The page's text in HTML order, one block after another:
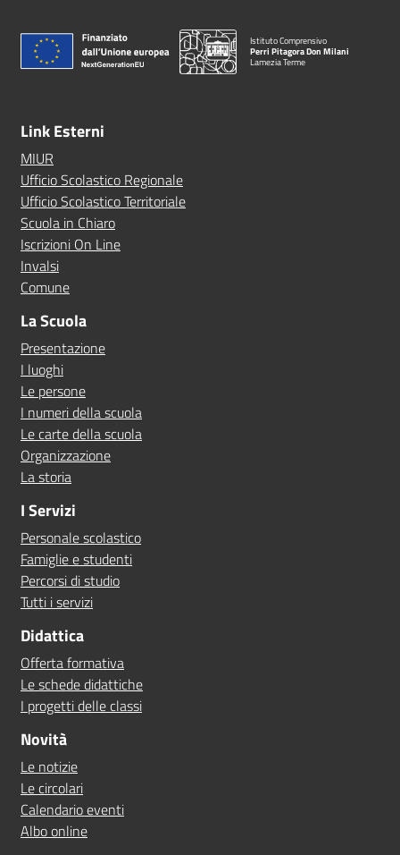
Istituto Comprensivo
Perri Pitagora Don Milani
Lamezia Terme
Link Esterni
MIUR
Ufficio Scolastico Regionale
Ufficio Scolastico Territoriale
Scuola in Chiaro
Iscrizioni On Line
Invalsi
Comune
La Scuola
Presentazione
I luoghi
Le persone
I numeri della scuola
Le carte della scuola
Organizzazione
La storia
I Servizi
Personale scolastico
Famiglie e studenti
Percorsi di studio
Tutti i servizi
Didattica
Offerta formativa
Le schede didattiche
I progetti delle classi
Novità
Le notizie
Le circolari
Calendario eventi
Albo online